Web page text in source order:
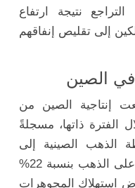
التراجع نتيجة ارتفاع
إلى تقليص إنفاقهم
في الصين
إنتاجية الصين من
بنسبة 1.17% خلال الفترة ذاتها، مسجلةً
الذهب الصينية إلى
انخفاض إجمالي الطلب المحلي على الذهب بنسبة 22%
استهلاك المجوهرات